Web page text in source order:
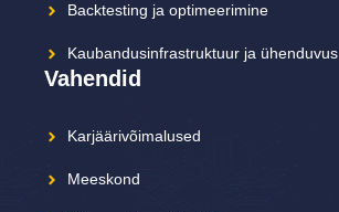
Backtesting ja optimeerimine
Kaubandusinfrastruktuur ja ühenduvus
Vahendid
Karjäärivõimalused
Meeskond